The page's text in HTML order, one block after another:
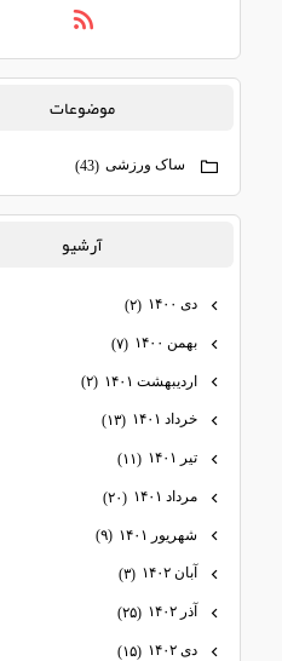
موضوعات
ساک ورزشی (43)
آرشيو
دی ۱۴۰۰ (۲)
بهمن ۱۴۰۰ (۷)
اردیبهشت ۱۴۰۱ (۲)
خرداد ۱۴۰۱ (۱۳)
تیر ۱۴۰۱ (۱۱)
مرداد ۱۴۰۱ (۲۰)
شهریور ۱۴۰۱ (۹)
آبان ۱۴۰۲ (۳)
آذر ۱۴۰۲ (۲۵)
دی ۱۴۰۲ (۱۵)